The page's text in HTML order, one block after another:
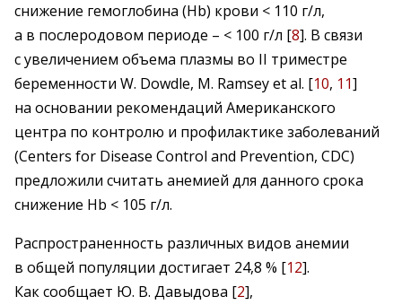
снижение гемоглобина (Hb) крови < 110 г/л,
а в послеродовом периоде – < 100 г/л [8]. В связи
с увеличением объема плазмы во ІІ триместре
беременности W. Dowdle, M. Ramsey et al. [10, 11]
на основании рекомендаций Американского
центра по контролю и профилактике заболеваний
(Centers for Disease Control and Prevention, CDC)
предложили считать анемией для данного срока
снижение Hb < 105 г/л.
Распространенность различных видов анемии
в общей популяции достигает 24,8 % [12].
Как сообщает Ю. В. Давыдова [2],